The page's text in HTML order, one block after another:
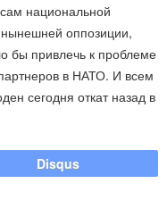
национальной
оппозиции,
бы привлечь к проблеме
в НАТО. И всем
сегодня откат назад в
Disqus